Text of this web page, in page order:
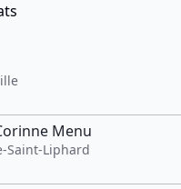
Menu
Saint-Liphard